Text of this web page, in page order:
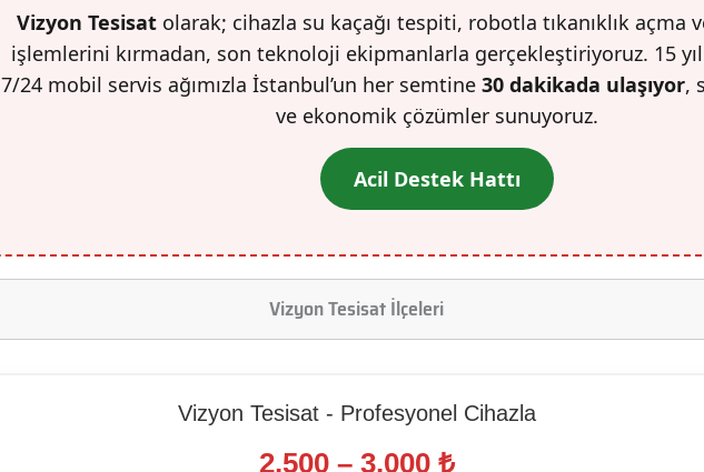
Vizyon Tesisatolarak; cihazla su kaçağı tespiti, robotla tıkanıklık açma
işlemlerini kırmadan, son teknoloji ekipmanlarla gerçekleştiriyoruz. 15
7/24 mobil servis ağımızla İstanbul’un her semtine 30 dakikada ulaşıyor,
ve ekonomik çözümler sunuyoruz.
Acil Destek Hattı
Vizyon Tesisat İlçeleri
Vizyon Tesisat - Profesyonel Cihazla
2.500 – 3.000 ₺